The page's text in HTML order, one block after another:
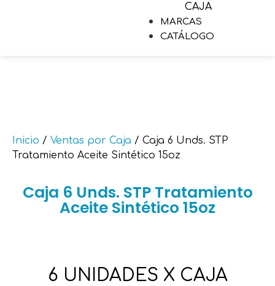
CAJA
MARCAS
CATÁLOGO
Inicio / Ventas por Caja / Caja 6 Unds. STP
Tratamiento Aceite Sintético 15oz
Caja 6 Unds. STP Tratamiento
Aceite Sintético 15oz
6 UNIDADES X CAJA